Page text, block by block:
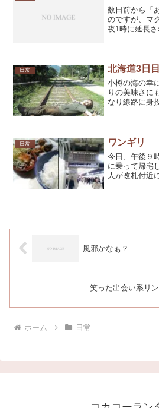
数日前から「
のですが、マ
夜1時に延長さ
間限定の抹茶
日常 北海道3日
小樽の海の幸
りの美味さに
なり線路に身
念撮影したり
日常 ワンギリ
今日、午後９
に乗って帰宅
人が改札付近
風邪かなぁ？
笑った出会い系リ
ホーム 日常